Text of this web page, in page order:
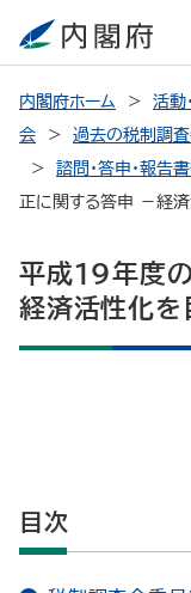
内閣府ホーム 活動
会
過去の税制調
諮問・答申・報告
正に関する答申 －経
平成19年度
経済活性化を
目次